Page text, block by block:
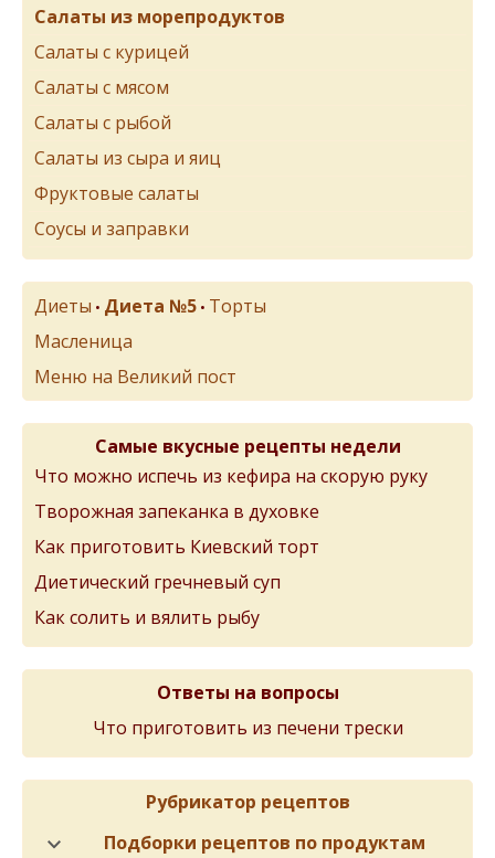
Салаты из морепродуктов
Салаты с курицей
Салаты с мясом
Салаты с рыбой
Салаты из сыра и яиц
Фруктовые салаты
Соусы и заправки
Диеты • Диета №5 • Торты
Масленица
Меню на Великий пост
Самые вкусные рецепты недели
Что можно испечь из кефира на скорую руку
Творожная запеканка в духовке
Как приготовить Киевский торт
Диетический гречневый суп
Как солить и вялить рыбу
Ответы на вопросы
Что приготовить из печени трески
Рубрикатор рецептов
Подборки рецептов по продуктам